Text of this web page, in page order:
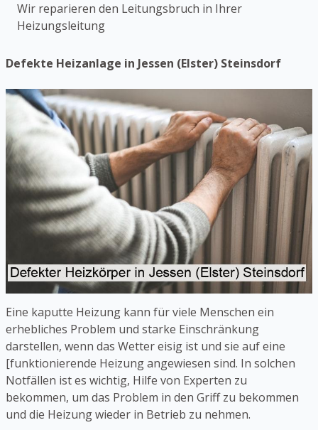
Wir reparieren den Leitungsbruch in Ihrer
Heizungsleitung
Defekte Heizanlage in Jessen (Elster) Steinsdorf
Eine kaputte Heizung kann für viele Menschen ein
erhebliches Problem und starke Einschränkung
darstellen, wenn das Wetter eisig ist und sie auf eine
[funktionierende Heizung angewiesen sind. In solchen
Notfällen ist es wichtig, Hilfe von Experten zu
bekommen, um das Problem in den Griff zu bekommen
und die Heizung wieder in Betrieb zu nehmen.